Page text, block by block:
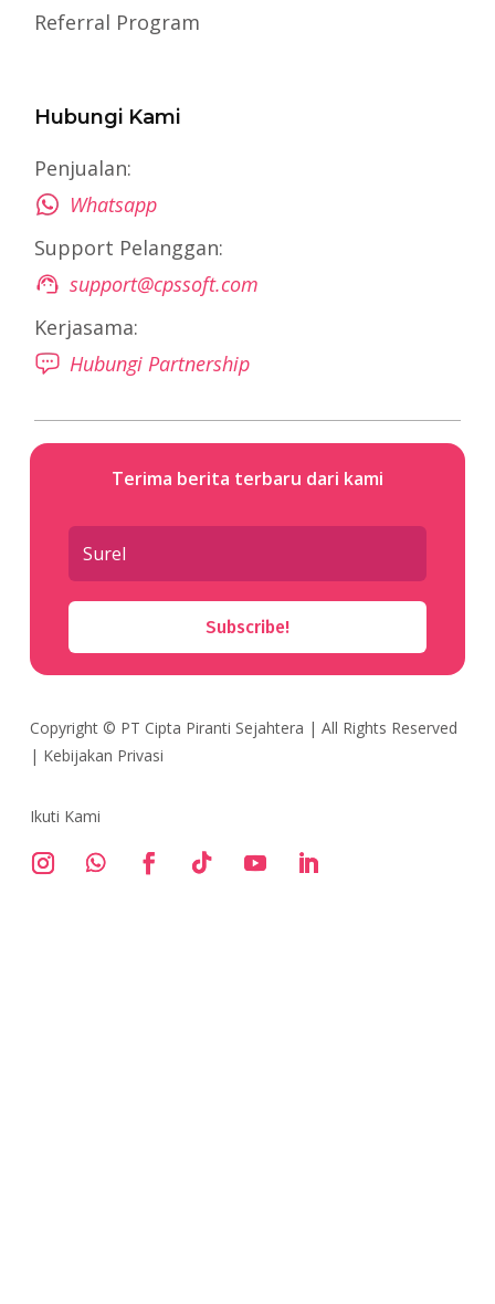
Referral Program
Hubungi Kami
Penjualan:
Whatsapp
Support Pelanggan:
support@cpssoft.com
Kerjasama:
Hubungi Partnership
Terima berita terbaru dari kami
Subscribe!
Copyright © PT Cipta Piranti Sejahtera | All Rights Reserved
| Kebijakan Privasi
Ikuti Kami